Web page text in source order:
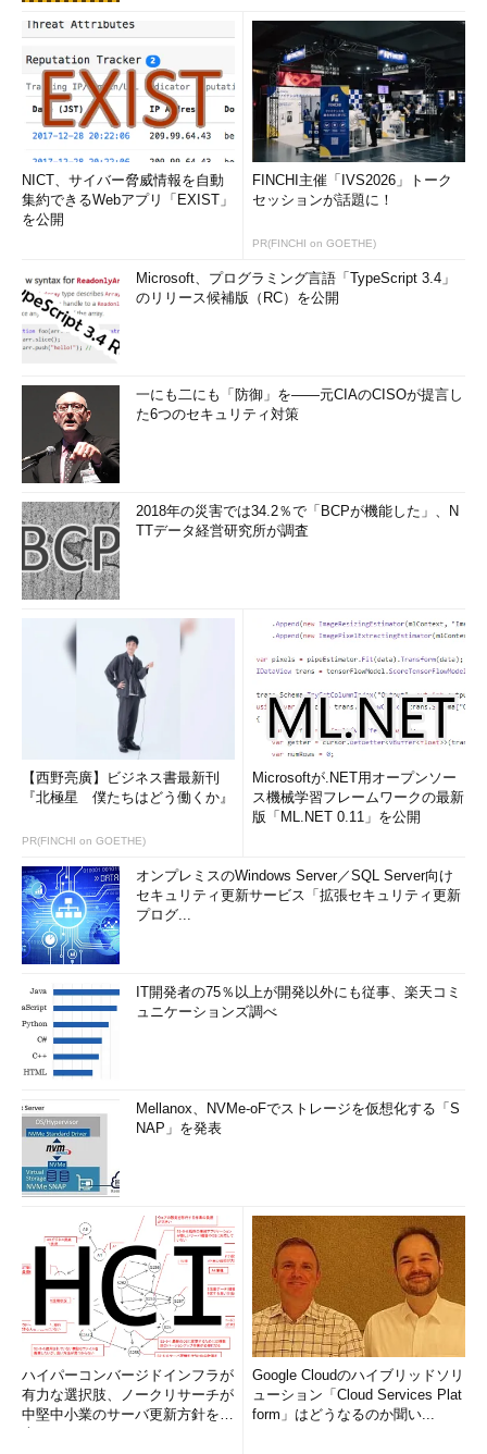
NICT、サイバー脅威情報を自動
集約できるWebアプリ「EXIST」
を公開
FINCHI主催「IVS2026」トーク
セッションが話題に！
PR(FINCHI on GOETHE)
Microsoft、プログラミング言語「TypeScript 3.4」
のリリース候補版（RC）を公開
一にも二にも「防御」を――元CIAのCISOが提言し
た6つのセキュリティ対策
2018年の災害では34.2％で「BCPが機能した」、N
TTデータ経営研究所が調査
【西野亮廣】ビジネス書最新刊
『北極星 僕たちはどう働くか』
PR(FINCHI on GOETHE)
Microsoftが.NET用オープンソー
ス機械学習フレームワークの最新
版「ML.NET 0.11」を公開
オンプレミスのWindows Server／SQL Server向け
セキュリティ更新サービス「拡張セキュリティ更新
プログ...
IT開発者の75％以上が開発以外にも従事、楽天コミ
ュニケーションズ調べ
Mellanox、NVMe-oFでストレージを仮想化する「S
NAP」を発表
ハイパーコンバージドインフラが
有力な選択肢、ノークリサーチが
中堅中小業のサーバ更新方針を調
Google Cloudのハイブリッドソリ
ューション「Cloud Services Plat
form」はどうなるのか聞い...